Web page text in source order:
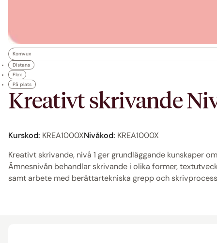
Komvux
Distans
Flex
På plats
Kreativt skrivande
Kurskod: KREA1000XNivåkod: KREA1000X
Kreativt skrivande, nivå 1 ger grundläggande kunskaper
Ämnesnivån behandlar skrivande i olika former,
samt arbete med berättartekniska grepp och